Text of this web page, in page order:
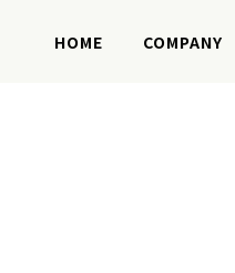
HOME COMPANY